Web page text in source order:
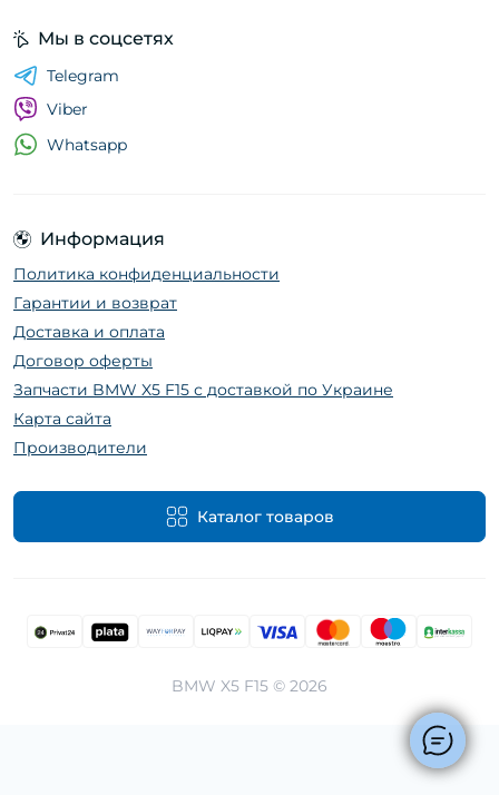
Информация
Политика конфиденциальности
Гарантии и возврат
Доставка и оплата
Договор оферты
Запчасти BMW X5 F15 с доставкой по Украине
Карта сайта
Производители
Каталог товаров
Мы в соцсетях
Telegram
Viber
Whatsapp
BMW X5 F15 © 2026